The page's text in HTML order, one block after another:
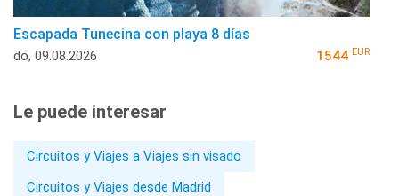
Escapada Tunecina con playa 8 días
do, 09.08.2026 1544 EUR
Le puede interesar
Circuitos y Viajes a Viajes sin visado
Circuitos y Viajes desde Madrid